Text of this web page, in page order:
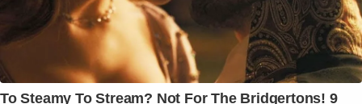
To Steamy To Stream? Not For The Bridgertons! 9